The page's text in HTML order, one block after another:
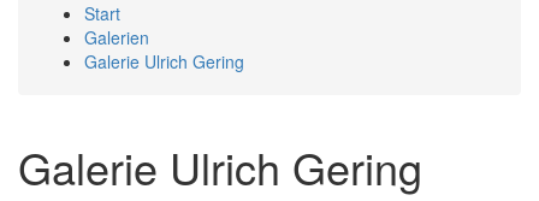
Start
Galerien
Galerie Ulrich Gering
Galerie Ulrich Gering